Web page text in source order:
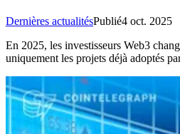
Dernières actualitésPublié4 oct. 2025
En 2025, les investisseurs Web3
uniquement les projets déjà adoptés